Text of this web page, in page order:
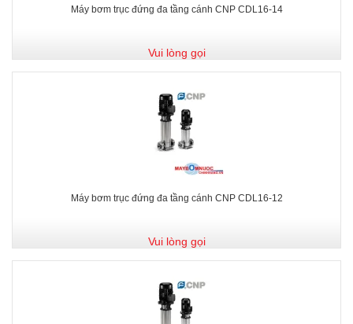
Máy bơm trục đứng đa tầng cánh CNP CDL16-14
Vui lòng gọi
Máy bơm trục đứng đa tầng cánh CNP CDL16-12
Vui lòng gọi